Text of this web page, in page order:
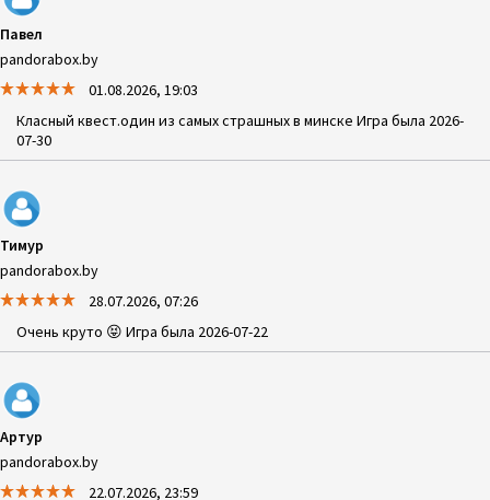
Павел
pandorabox.by
01.08.2026, 19:03
Класный квест.один из самых страшных в минске Игра была 2026-
07-30
Тимур
pandorabox.by
28.07.2026, 07:26
Очень круто 😝 Игра была 2026-07-22
Артур
pandorabox.by
22.07.2026, 23:59